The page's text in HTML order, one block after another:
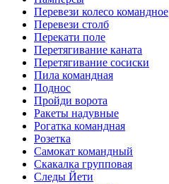
Перевези колесо командное
Перевези столб
Перекати поле
Перетягивание каната
Перетягивание сосиски
Пила командная
Поднос
Пройди ворота
Ракеты надувные
Рогатка командная
Розетка
Самокат командный
Скакалка групповая
Следы Йети